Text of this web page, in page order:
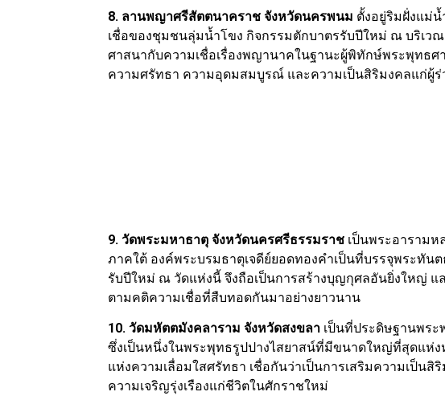
8. ลานพญาศรีสัตตนาคราช จังหวัดนครพนม ตั้งอยู่ริมฝั่งแม่
เชื่อของชุมชนลุ่มน้ำโขง กิจกรรมตักบาตรรับปีใหม่ ณ บริเ
ศาสนากับความเชื่อเรื่องพญานาคในฐานะผู้พิทักษ์พระพุทธศ
ความศรัทธา ความอุดมสมบูรณ์ และความเป็นสิริมงคลแก่ผู้ร่
9. วัดพระมหาธาตุ จังหวัดนครศรีธรรมราช เป็นพระอารามห
ภาคใต้ องค์พระบรมธาตุเจดีย์ยอดทองคำเป็นที่บรรจุพระทัน
รับปีใหม่ ณ วัดแห่งนี้ จึงถือเป็นการสร้างบุญกุศลอันยิ่งใหญ่ แ
ตามคติความเชื่อที่สืบทอดกันมาอย่างยาวนาน
10. วัดมหัตตมังคลาราม จังหวัดสงขลา เป็นที่ประดิษฐานพร
ซึ่งเป็นหนึ่งในพระพุทธรูปปางไสยาสน์ที่มีขนาดใหญ่ที่สุดแห่
แห่งความเลื่อมใสศรัทธา เชื่อกันว่าเป็นการเสริมความเป็น
ความเจริญรุ่งเรืองแก่ชีวิตในศักราชใหม่